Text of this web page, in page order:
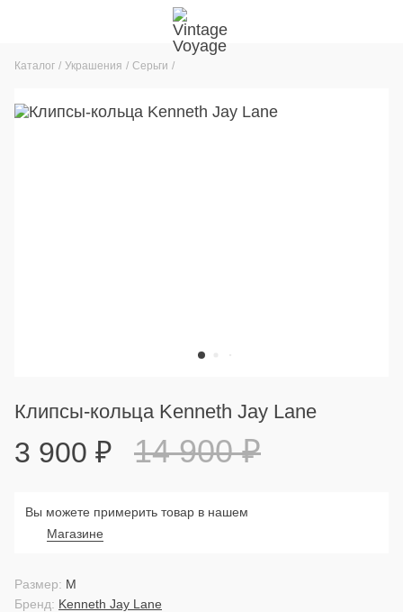
Каталог Украшения Серьги
Клипсы-кольца Kenneth Jay Lane
3 900 ₽ 14 900₽
Вы можете примерить товар в нашем
Магазине
Бренд: Kenneth Jay Lane
Размер: M